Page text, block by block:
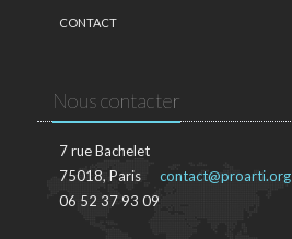
CONTACT
Nous contacter
7 rue Bachelet
75018, Paris
06 52 37 93 09
contact@proarti.org